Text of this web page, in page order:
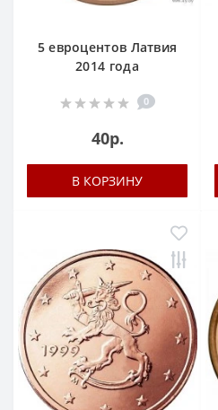
5 евроцентов Латвия
2014 года
0
40р.
В КОРЗИНУ